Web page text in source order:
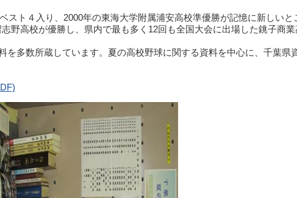
スト４入り、2000年の東海大学附属浦安高校準優勝が記憶に新しいと
野高校が優勝し、県内で最も多く12回も全国大会に出場した銚子商業
を多数所蔵しています。夏の高校野球に関する資料を中心に、千葉県